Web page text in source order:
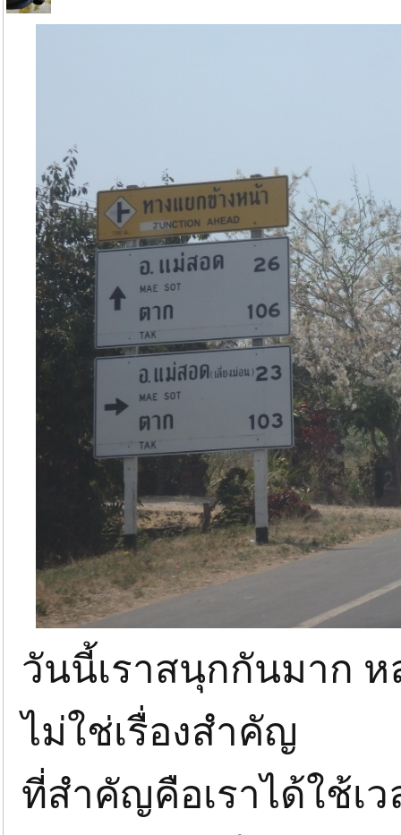
วันนี้เราสนุกกันมาก
ไม่ใช่เรื่องสำคัญ
ที่สำคัญคือเราได้ใช้เ